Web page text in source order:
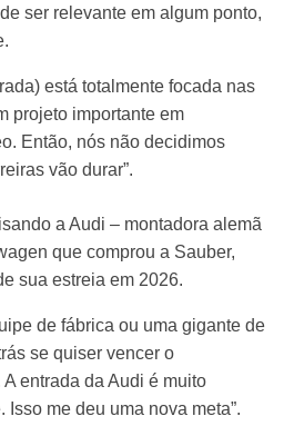
ser relevante em algum ponto,
está totalmente focada nas
projeto importante em
Então, nós não decidimos
vão durar”.
a Audi – montadora alemã
que comprou a Sauber,
sua estreia em 2026.
de fábrica ou uma gigante de
se quiser vencer o
entrada da Audi é muito
me deu uma nova meta”.